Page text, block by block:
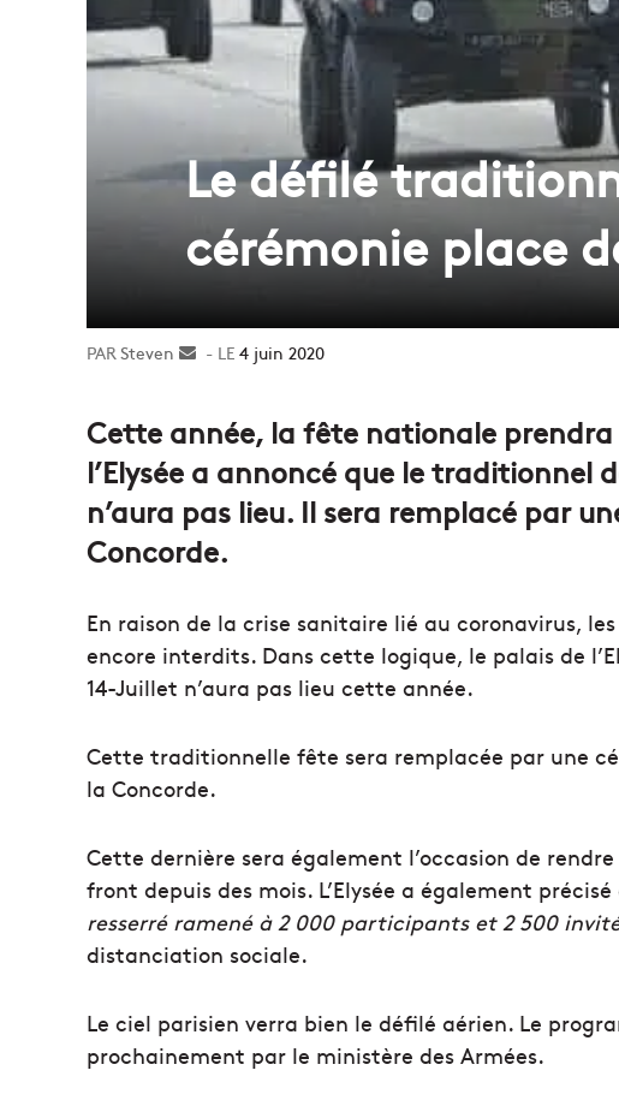
Le défilé
cérémonie place
Steven
Envoyer4 juin 2020
Cette année, la fête nationale
l’Elysée a annoncé que le traditionnel
n’aura pas lieu. Il sera remplacé par
Concorde.
En raison de la crise sanitaire lié au coronavirus,
encore interdits. Dans cette logique, le palais de
14-Juillet n’aura pas lieu cette année.
Cette traditionnelle fête sera remplacée par une
la Concorde.
Cette dernière sera également l’occasion de
front depuis des mois. L’Elysée a également
resserré ramené à 2 000 participants et 2 500
distanciation sociale.
Le ciel parisien verra bien le défilé aérien. Le
prochainement par le ministère des Armées.